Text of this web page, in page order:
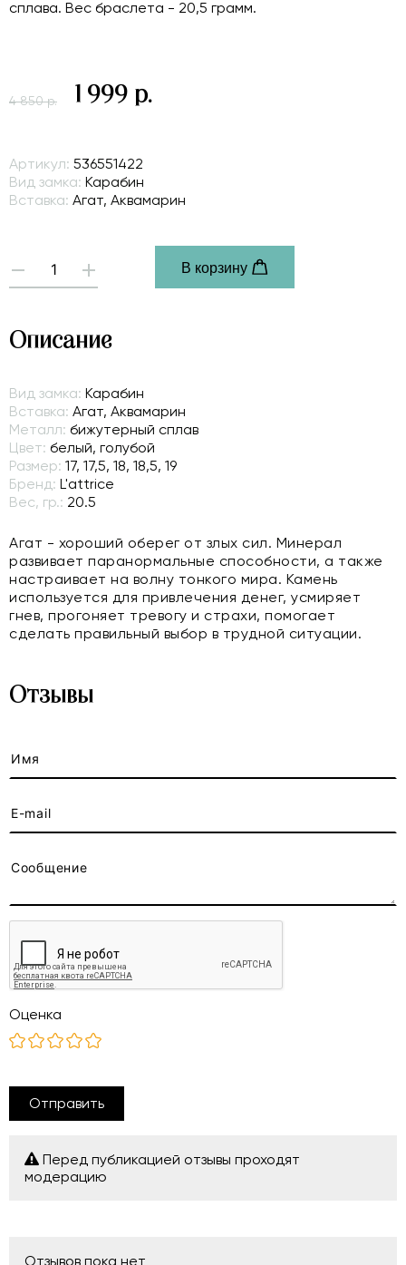
сплава. Вес браслета - 20,5 грамм.
4 850 р. 1 999 р.
Артикул: 536551422
Вид замка: Карабин
Вставка: Агат, Аквамарин
- +
В корзину
Описание
Вид замка: Карабин
Вставка: Агат, Аквамарин
Металл: бижутерный сплав
Цвет: белый, голубой
Размер: 17, 17,5, 18, 18,5, 19
Бренд: L'attrice
Вес, гр.: 20.5
Агат - хороший оберег от злых сил. Минерал
развивает паранормальные способности, а также
настраивает на волну тонкого мира. Камень
используется для привлечения денег, усмиряет
гнев, прогоняет тревогу и страхи, помогает
сделать правильный выбор в трудной ситуации.
Отзывы
Оценка
Отправить
Перед публикацией отзывы проходят
модерацию
Отзывов пока нет